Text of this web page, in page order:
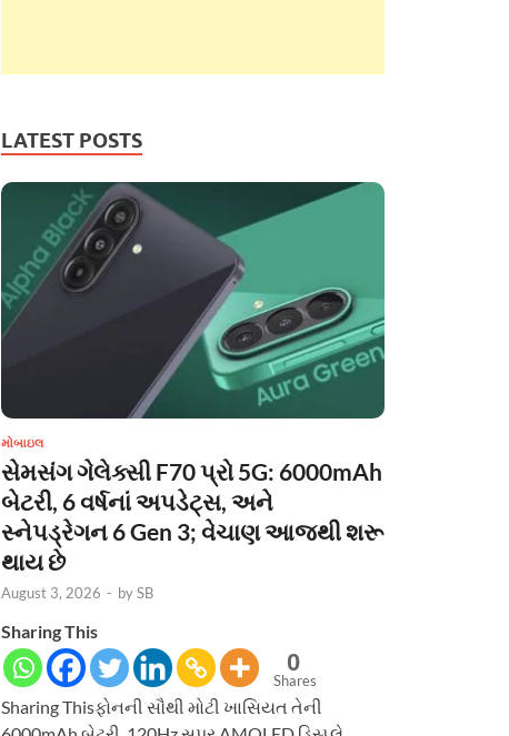
LATEST POSTS
મોબાઇલ
સેમસંગ ગેલેક્સી F70 પ્રો 5G: 6000mAh
બેટરી, 6 વર્ષનાં અપડેટ્સ, અને
સ્નેપડ્રેગન 6 Gen 3; વેચાણ આજથી શરૂ
થાય છે
August 3, 2026 - bySB
Sharing This
0
Shares
Sharing Thisફોનની સૌથી મોટી ખાસિયત તેની